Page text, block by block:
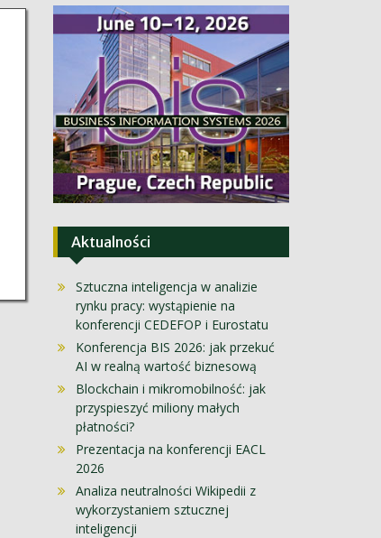
Aktualności
Sztuczna inteligencja w analizie
rynku pracy: wystąpienie na
konferencji CEDEFOP i Eurostatu
Konferencja BIS 2026: jak przekuć
AI w realną wartość biznesową
Blockchain i mikromobilność: jak
przyspieszyć miliony małych
płatności?
Prezentacja na konferencji EACL
2026
Analiza neutralności Wikipedii z
wykorzystaniem sztucznej
inteligencji